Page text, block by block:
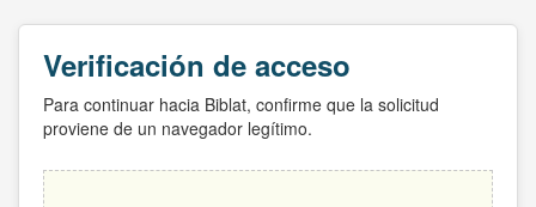
Verificación de acceso
Para continuar hacia Biblat, confirme que la solicitud
proviene de un navegador legítimo.